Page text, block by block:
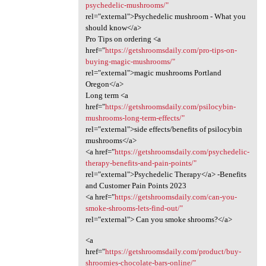
psychedelic-mushrooms/"
rel="external">Psychedelic mushroom - What you
should know</a>
Pro Tips on ordering <a
href="https://getshroomsdaily.com/pro-tips-on-
buying-magic-mushrooms/"
rel="external">magic mushrooms Portland
Oregon</a>
Long term <a
href="https://getshroomsdaily.com/psilocybin-
mushrooms-long-term-effects/"
rel="external">side effects/benefits of psilocybin
mushrooms</a>
<a href="https://getshroomsdaily.com/psychedelic-
therapy-benefits-and-pain-points/"
rel="external">Psychedelic Therapy</a> -Benefits
and Customer Pain Points 2023
<a href="https://getshroomsdaily.com/can-you-
smoke-shrooms-lets-find-out/"
rel="external"> Can you smoke shrooms?</a>
<a
href="https://getshroomsdaily.com/product/buy-
shroomies-chocolate-bars-online/"